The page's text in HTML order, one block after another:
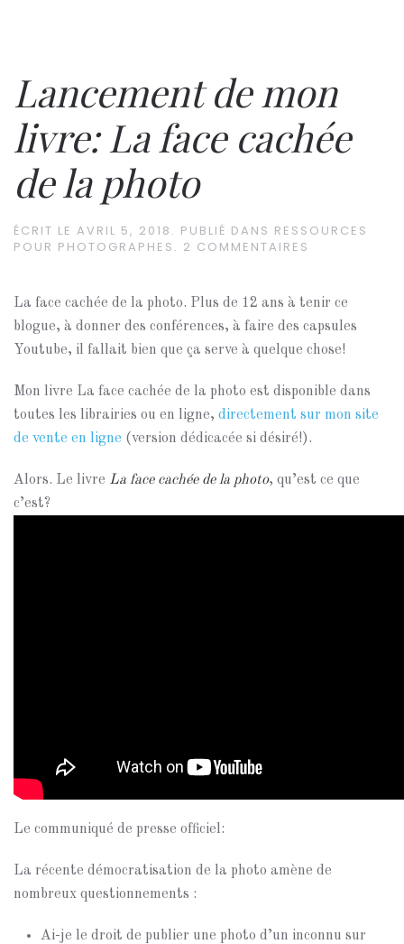
Lancement de mon
livre: La face cachée
de la photo
ÉCRIT LE AVRIL 5, 2018 . PUBLIÉ DANS RESSOURCES
POUR PHOTOGRAPHES . 2 COMMENTAIRES
La face cachée de la photo. Plus de 12 ans à tenir ce
blogue, à donner des conférences, à faire des capsules
Youtube, il fallait bien que ça serve à quelque chose!
Mon livre La face cachée de la photo est disponible dans
toutes les librairies ou en ligne, directement sur mon site
de vente en ligne (version dédicacée si désiré!).
Alors. Le livre La face cachée de la photo, qu’est ce que
c’est?
Le communiqué de presse officiel:
La récente démocratisation de la photo amène de
nombreux questionnements :
Ai-je le droit de publier une photo d’un inconnu sur